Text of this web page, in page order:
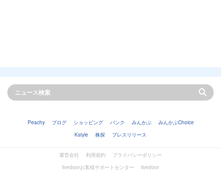
Peachy ブログ ショッピング バンク みんかぶ
みんかぶChoice
Kstyle
株探 プレスリリース
運営会社 利用規約
プライバシーポリシー
livedoorお客様サポートセンター
livedoor